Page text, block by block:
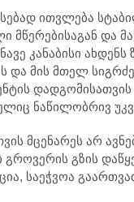
ითვლება
მწერებისაგან და
კანაბისი
მის მთელ
დადგომისათვის
ნაწილობრივ უკვე
მცენარეს არ
გზის
საეჭვოა